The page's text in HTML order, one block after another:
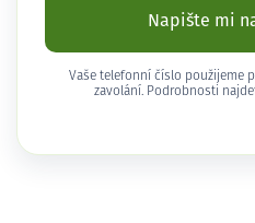
Napište mi
Vaše telefonní číslo použijeme
zavolání. Podrobnosti